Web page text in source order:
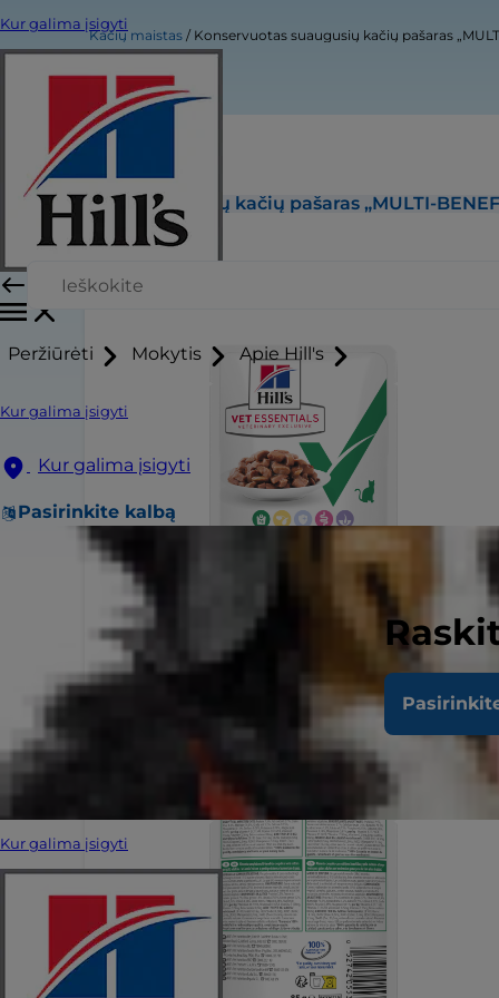
Kur galima įsigyti
Peržiūrėti Mokytis Apie Hill's
Kur galima įsigyti
Kur galima įsigyti
Pasirinkite kalbą
Kur galima įsigyti
Kačių maistas Konservuotas suaugusių kačių pašaras
Konservuotas suaugusių kačių pašaras „MULTI-